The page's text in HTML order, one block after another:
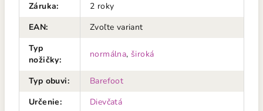
Záruka:
2 roky
EAN:
Zvoľte variant
Typ
nožičky:
normálna, široká
Typ obuvi:
Barefoot
Určenie:
Dievčatá